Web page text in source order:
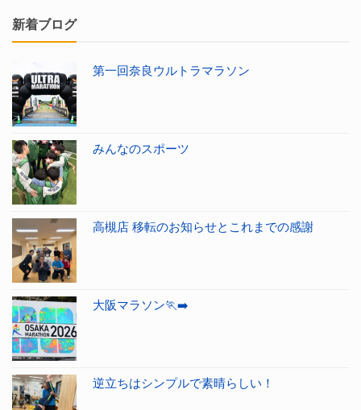
新着ブログ
第一回奈良ウルトラマラソン
みんなのスポーツ
高槻店 移転のお知らせとこれまでの感謝
大阪マラソン🏃‍➡️
逆立ちはシンプルで素晴らしい！